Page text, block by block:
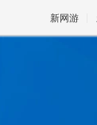
新网游